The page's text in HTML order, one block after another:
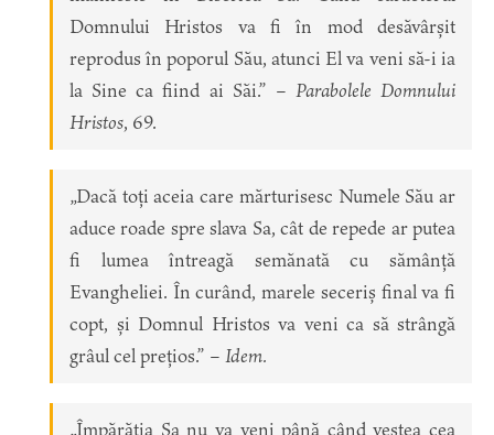
Domnului Hristos va fi în mod desăvârșit
reprodus în poporul Său, atunci El va veni să-i ia
la Sine ca fiind ai Săi.” – Parabolele Domnului
Hristos, 69.
„Dacă toți aceia care mărturisesc Numele Său ar
aduce roade spre slava Sa, cât de repede ar putea
fi lumea întreagă semănată cu sămânță
Evangheliei. În curând, marele seceriș final va fi
copt, și Domnul Hristos va veni ca să strângă
grâul cel prețios.” – Idem.
„Împărăția Sa nu va veni până când vestea cea